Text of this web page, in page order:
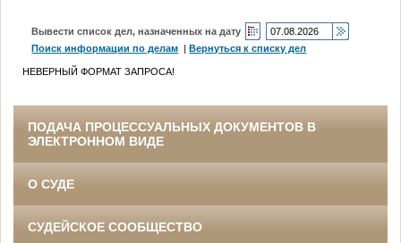
Вывести список дел, назначенных на дату
Поиск информации по делам |Вернуться к списку дел
НЕВЕРНЫЙ ФОРМАТ ЗАПРОСА!
ПОДАЧА ПРОЦЕССУАЛЬНЫХ ДОКУМЕНТОВ В
ЭЛЕКТРОННОМ ВИДЕ
О СУДЕ
СУДЕЙСКОЕ СООБЩЕСТВО